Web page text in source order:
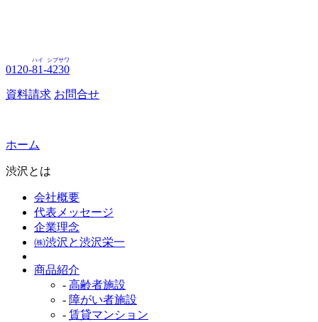
0120-81
ハイ
-4230
シブサワ
資料請求 お問合せ
ホーム
渋沢とは
会社概要
代表メッセージ
企業理念
㈱渋沢と渋沢栄一
商品紹介
- 高齢者施設
- 障がい者施設
- 賃貸マンション